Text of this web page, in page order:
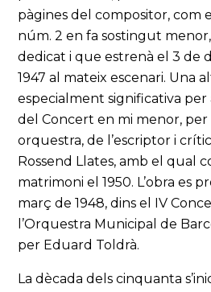
pàgines del compositor, com
núm. 2 en fa sostingut
dedicat i que estrenà el 3 de
1947 al mateix escenari. Una
especialment significativa per
del Concert en mi menor, per
orquestra, de l’escriptor i
Rossend Llates, amb el qual
matrimoni el 1950. L’obra es
març de 1948, dins el IV
l’Orquestra Municipal de
per Eduard Toldrà.
La dècada dels cinquanta